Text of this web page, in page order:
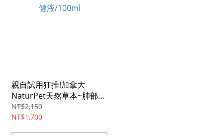
親自試用狂推!加拿大
NaturPet天然草本~肺部保
健液/100ml
NT$2,150
NT$1,700